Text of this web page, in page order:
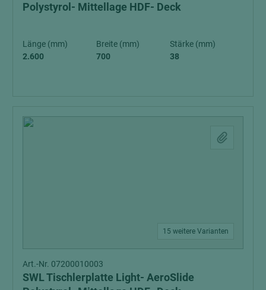
Polystyrol- Mittellage HDF- Deck
Länge (mm)
2.600
Breite (mm)
700
Stärke (mm)
38
15 weitere Varianten
Art.-Nr. 07200010003
SWL Tischlerplatte Light- AeroSlide